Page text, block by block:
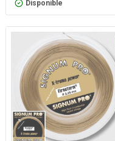
Disponible